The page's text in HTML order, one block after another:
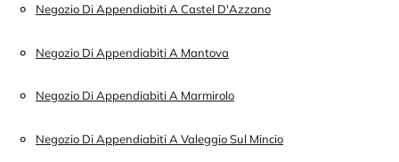
Negozio Di Appendiabiti A Castel D'Azzano
Negozio Di Appendiabiti A Mantova
Negozio Di Appendiabiti A Marmirolo
Negozio Di Appendiabiti A Valeggio Sul Mincio